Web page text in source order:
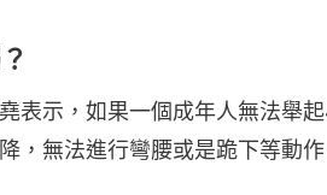
表示，如果一個成年人無法舉
，無法進行彎腰或是跪下等動作